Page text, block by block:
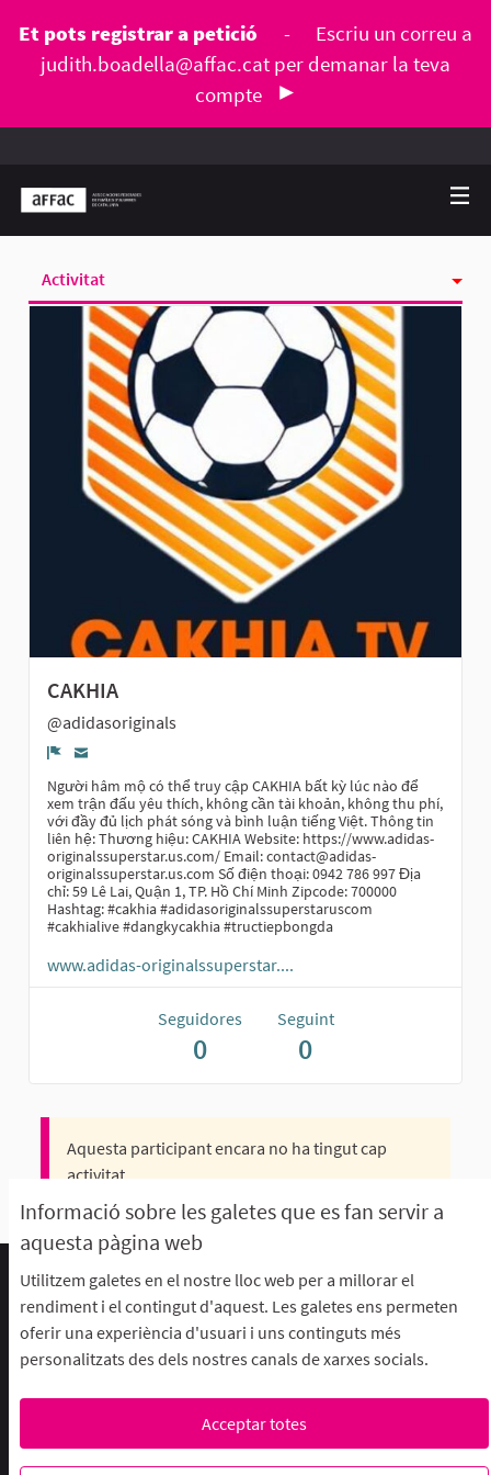
Informació sobre les galetes que es fan servir a
aquesta pàgina web
Utilitzem galetes en el nostre lloc web per a millorar el
rendiment i el contingut d'aquest. Les galetes ens permeten
oferir una experiència d'usuari i uns continguts més
personalitzats des dels nostres canals de xarxes socials.
Acceptar totes
Et pots registrar a petició -
Escriu un correu a
judith.boadella@affac.cat per demanar la teva
compte
Activitat
Seguint
Seguidores
Grups
CAKHIA
@adidasoriginals
Denúncia
Người hâm mộ có thể truy cập CAKHIA bất kỳ lúc nào để
xem trận đấu yêu thích, không cần tài khoản, không thu phí,
với đầy đủ lịch phát sóng và bình luận tiếng Việt. Thông tin
liên hệ: Thương hiệu: CAKHIA Website: https://www.adidas-
originalssuperstar.us.com/ Email:contact@adidas-
originalssuperstar.us.com Số điện thoại: 0942 786 997 Địa
chỉ: 59 Lê Lai, Quận 1, TP. Hồ Chí Minh Zipcode: 700000
Hashtag: #cakhia #adidasoriginalssuperstaruscom
#cakhialive #dangkycakhia #tructiepbongda
www.adidas-originalssuperstar....
Seguidores
0
Seguint
0
Aquesta participant encara no ha tingut cap
activitat.
Termes d'ús i condicions
Descarrega els fitxers de dades obertes
Configuració de les galetes